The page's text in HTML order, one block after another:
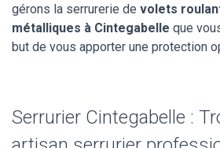
gérons la serrurerie de volets
métalliques à Cintegabelle que
but de vous apporter une protection
Serrurier Cintegabelle :